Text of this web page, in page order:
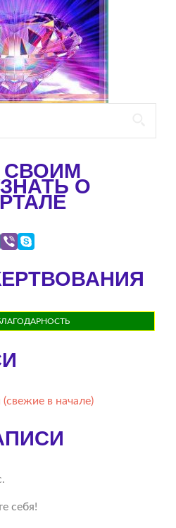
СВОИМ
О
(свежие в начале)
себя!